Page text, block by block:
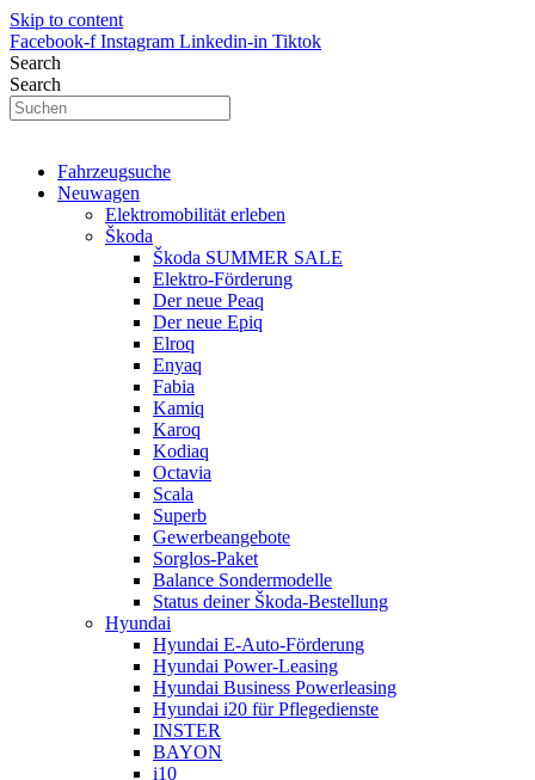
Skip to content
Facebook-f Instagram Linkedin-in Tiktok
Search
Search
Fahrzeugsuche
Neuwagen
Elektromobilität erleben
Škoda
Škoda SUMMER SALE
Elektro-Förderung
Der neue Peaq
Der neue Epiq
Elroq
Enyaq
Fabia
Kamiq
Karoq
Kodiaq
Octavia
Scala
Superb
Gewerbeangebote
Sorglos-Paket
Balance Sondermodelle
Status deiner Škoda-Bestellung
Hyundai
Hyundai E-Auto-Förderung
Hyundai Power-Leasing
Hyundai Business Powerleasing
Hyundai i20 für Pflegedienste
INSTER
BAYON
i10